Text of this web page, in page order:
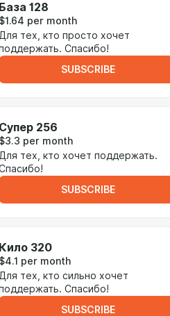
База 128
$1.64 per month
Для тех, кто просто хочет
Спасибо!
SUBSCRIBE
Супер 256
$3.3 per month
Для тех, кто хочет поддержать.
SUBSCRIBE
Кило 320
$4.1 per month
Для тех, кто сильно хочет
Спасибо!
SUBSCRIBE